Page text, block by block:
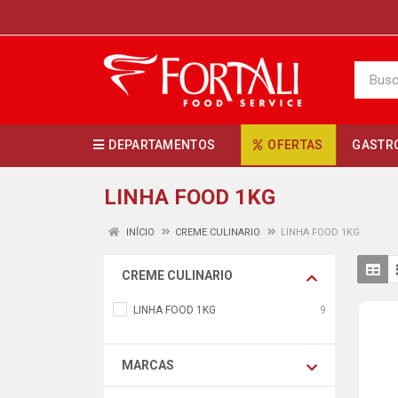
DEPARTAMENTOS OFERTAS
LINHA FOOD 1KG
INÍCIO CREME CULINARIO LINHA FOOD 1KG
CREME CULINARIO
LINHA FOOD 1KG 9
MARCAS